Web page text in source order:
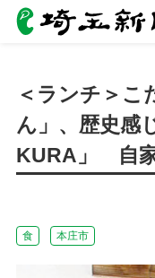
＜ランチ＞こ
ん」、歴史感
KURA」 自
食 本庄市